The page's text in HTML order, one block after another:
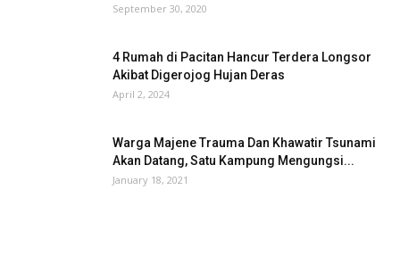
September 30, 2020
4 Rumah di Pacitan Hancur Terdera Longsor
Akibat Digerojog Hujan Deras
April 2, 2024
Warga Majene Trauma Dan Khawatir Tsunami
Akan Datang, Satu Kampung Mengungsi...
January 18, 2021